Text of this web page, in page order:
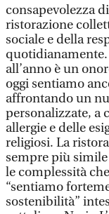
consapevolezza
ristorazione
sociale e della
all’anno è un
oggi sentiamo
affrontando un
personalizzate, a
allergie e delle
religiosi. La
sempre più simile
le complessità
“sentiamo
sostenibilità”